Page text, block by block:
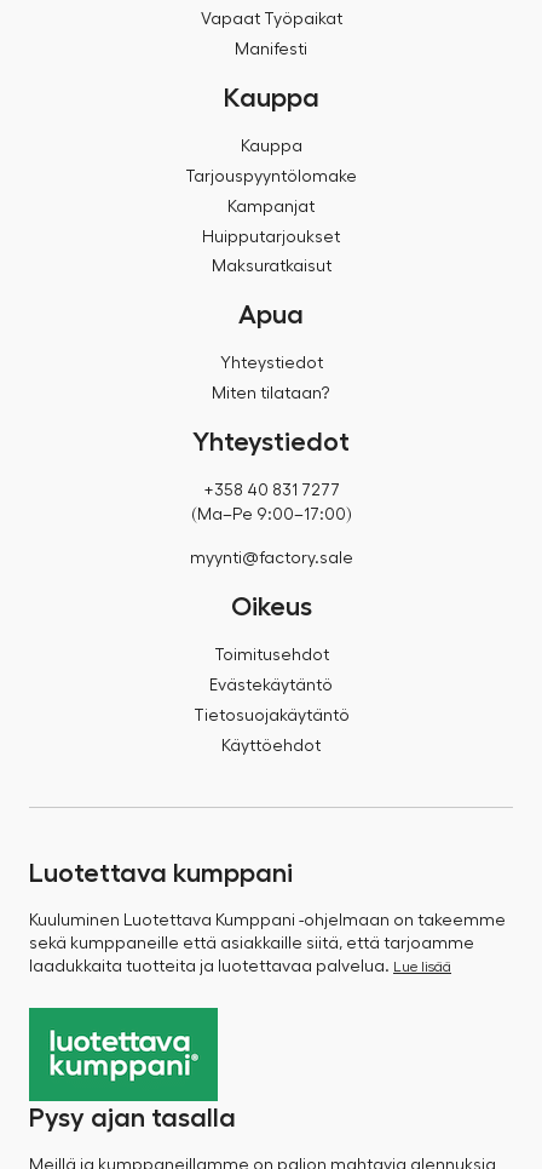
Vapaat Työpaikat
Manifesti
Kauppa
Kauppa
Tarjouspyyntölomake
Kampanjat
Huipputarjoukset
Maksuratkaisut
Apua
Yhteystiedot
Miten tilataan?
Yhteystiedot
+358 40 831 7277
(Ma–Pe 9:00–17:00)
myynti@factory.sale
Oikeus
Toimitusehdot
Evästekäytäntö
Tietosuojakäytäntö
Käyttöehdot
Luotettava kumppani
Kuuluminen Luotettava Kumppani -ohjelmaan on takeemme
sekä kumppaneille että asiakkaille siitä, että tarjoamme
laadukkaita tuotteita ja luotettavaa palvelua. Lue lisää
Pysy ajan tasalla
Meillä ja kumppaneillamme on paljon mahtavia alennuksia